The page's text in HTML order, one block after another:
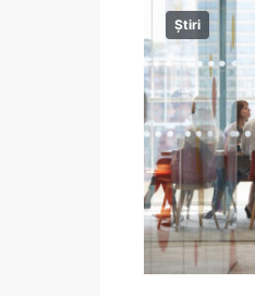
Știri